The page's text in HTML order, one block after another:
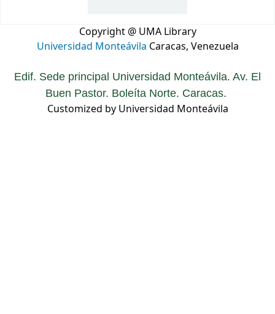
Copyright @ UMA Library
Universidad Monteávila Caracas, Venezuela
Edif. Sede principal Universidad Monteávila. Av. El
Buen Pastor. Boleíta Norte. Caracas.
Customized by Universidad Monteávila